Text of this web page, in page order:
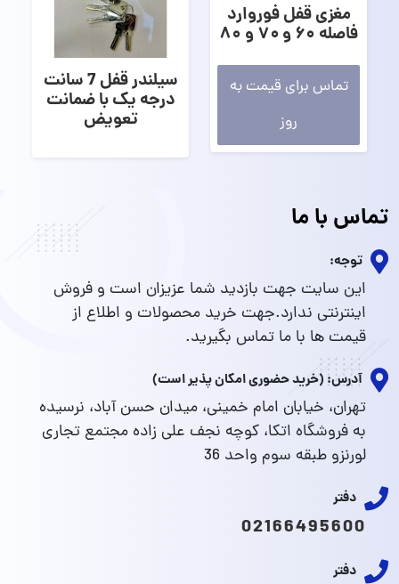
مغزی قفل فوروارد
فاصله ۶۰ و ۷۰ و ۸۰
تماس برای قیمت به
روز
سیلندر قفل 7 سانت
درجه یک با ضمانت
تعویض
تماس با ما
توجه:
این سایت جهت بازدید شما عزیزان است و فروش
اینترنتی ندارد.جهت خرید محصولات و اطلاع از
قیمت ها با ما تماس بگیرید.
آدرس: (خرید حضوری امکان پذیر است)
تهران، خیابان امام خمینی، میدان حسن آباد، نرسیده
به فروشگاه اتکا، کوچه نجف علی زاده مجتمع تجاری
لورنزو طبقه سوم واحد 36
دفتر
02166495600
دفتر